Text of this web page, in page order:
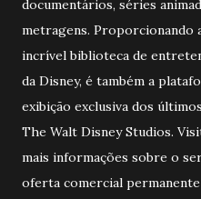
documentários, séries
metragens. Proporcionando
incrível biblioteca de
da Disney, é também a
exibição exclusiva dos
The Walt Disney Studios.
mais informações sobre o
oferta comercial